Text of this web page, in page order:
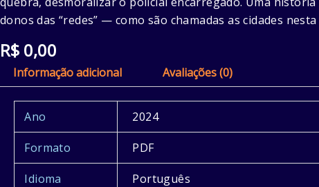
donos das “redes” — como são chamadas as cidades
R$ 0,00
Informação adicional Avaliações (0)
Ano 2024
Formato PDF
Idioma Português